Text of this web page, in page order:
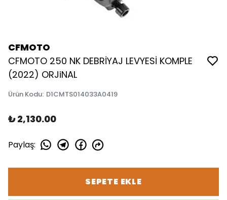
CFMOTO
CFMOTO 250 NK DEBRİYAJ LEVYESİ KOMPLE
(2022) ORJiNAL
Ürün Kodu: D1CMTS014033A0419
₺ 2,130.00
Paylaş:
SEPETE EKLE